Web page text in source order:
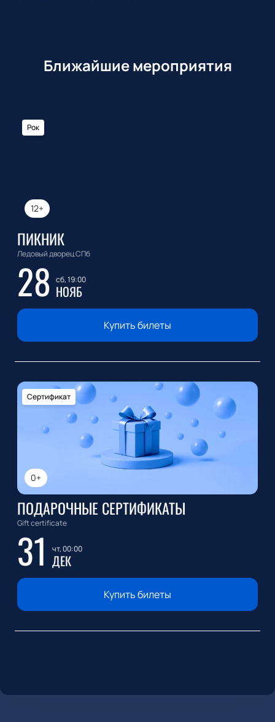
Ближайшие мероприятия
12+
Рок
ПИКНИК
Ледовый дворец СПб
28 сб, 19:00
НОЯБ
Купить билеты
0+
Сертификат
ПОДАРОЧНЫЕ СЕРТИФИКАТЫ
Gift certificate
31 чт, 00:00
ДЕК
Купить билеты